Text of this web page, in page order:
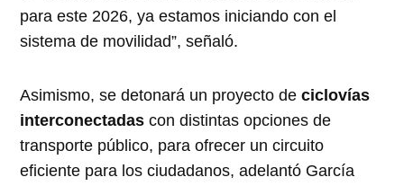
para este 2026, ya estamos iniciando con el
sistema de movilidad”, señaló.
Asimismo, se detonará un proyecto deciclovías
interconectadas con distintas opciones de
transporte público, para ofrecer un circuito
eficiente para los ciudadanos, adelantó García